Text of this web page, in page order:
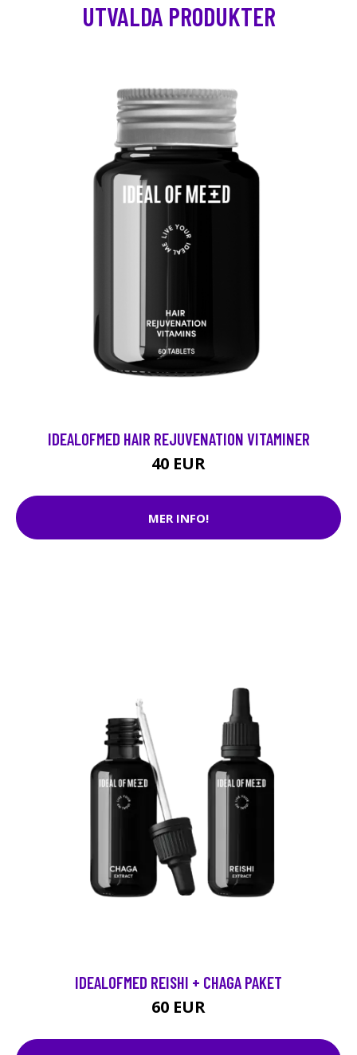
UTVALDA PRODUKTER
IDEALOFMED HAIR REJUVENATION VITAMINER
40 EUR
MER INFO!
IDEALOFMED REISHI + CHAGA PAKET
60 EUR